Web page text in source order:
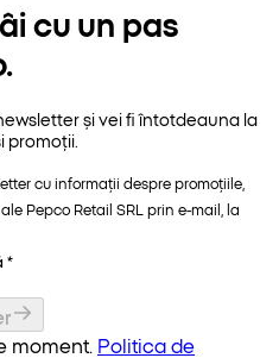
cu un pas
și vei fi întotdeauna la
promoții.
cu informații despre promoțiile,
Pepco Retail SRL prin e-mail, la
*
moment. Politica de